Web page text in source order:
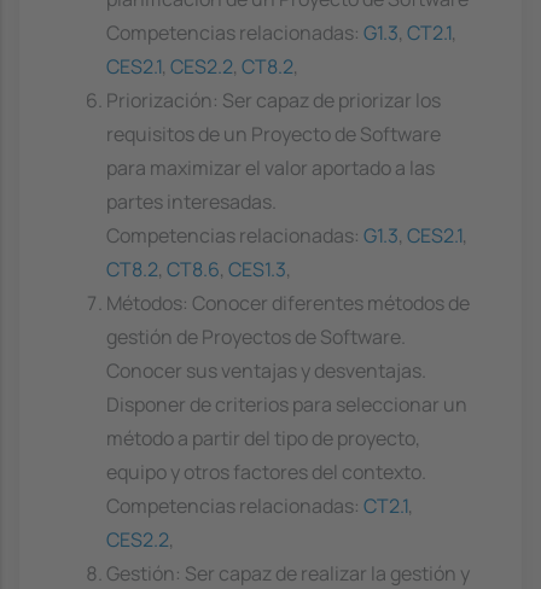
Competencias relacionadas: G1.3, CT2.1,
CES2.1, CES2.2, CT8.2,
Priorización: Ser capaz de priorizar los
requisitos de un Proyecto de Software
para maximizar el valor aportado a las
partes interesadas.
Competencias relacionadas: G1.3, CES2.1,
CT8.2, CT8.6, CES1.3,
Métodos: Conocer diferentes métodos de
gestión de Proyectos de Software.
Conocer sus ventajas y desventajas.
Disponer de criterios para seleccionar un
método a partir del tipo de proyecto,
equipo y otros factores del contexto.
Competencias relacionadas: CT2.1,
CES2.2,
Gestión: Ser capaz de realizar la gestión y